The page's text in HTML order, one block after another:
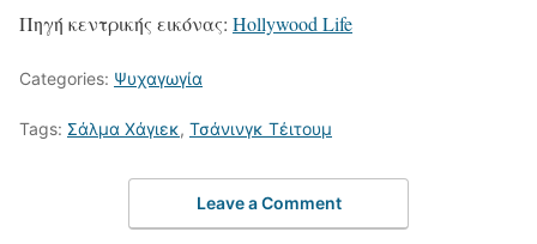
Πηγή κεντρικής εικόνας: Hollywood Life
Categories: Ψυχαγωγία
Tags: Σάλμα Χάγιεκ, Τσάνινγκ Τέιτουμ
Leave a Comment